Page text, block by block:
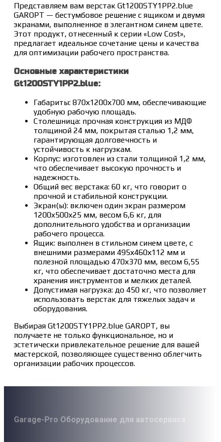
Представляем вам верстак Gt1200STY1PP2.blue
GAROPT — бестумбовое решение с ящиком и двумя
экранами, выполненное в элегантном синем цвете.
Этот продукт, отнесенный к серии «Low Cost»,
предлагает идеальное сочетание цены и качества
для оптимизации рабочего пространства.
Основные характеристики
Gt1200STY1PP2.blue:
Габариты: 870х1200х700 мм, обеспечивающие
удобную рабочую площадь.
Столешница: прочная конструкция из МДФ
толщиной 24 мм, покрытая сталью 1,2 мм,
гарантирующая долговечность и
устойчивость к нагрузкам.
Корпус: изготовлен из стали толщиной 1,2 мм,
что обеспечивает высокую прочность и
надежность.
Общий вес верстака: 60 кг, что говорит о
прочной и стабильной конструкции.
Экран(ы): включен один экран размером
1200x500x25 мм, весом 6,6 кг, для
дополнительного удобства и организации
рабочего процесса.
Ящик: выполнен в стильном синем цвете, с
внешними размерами 495х460х112 мм и
полезной площадью 470х370 мм, весом 6,55
кг, что обеспечивает достаточно места для
хранения инструментов и мелких деталей.
Допустимая нагрузка: до 450 кг, что позволяет
использовать верстак для тяжелых задач и
оборудования.
Выбирая Gt1200STY1PP2.blue GAROPT, вы
получаете не только функциональное, но и
эстетически привлекательное решение для вашей
мастерской, позволяющее существенно облегчить
организации рабочих процессов.
Garage-Pro Оборудование для автосервиса